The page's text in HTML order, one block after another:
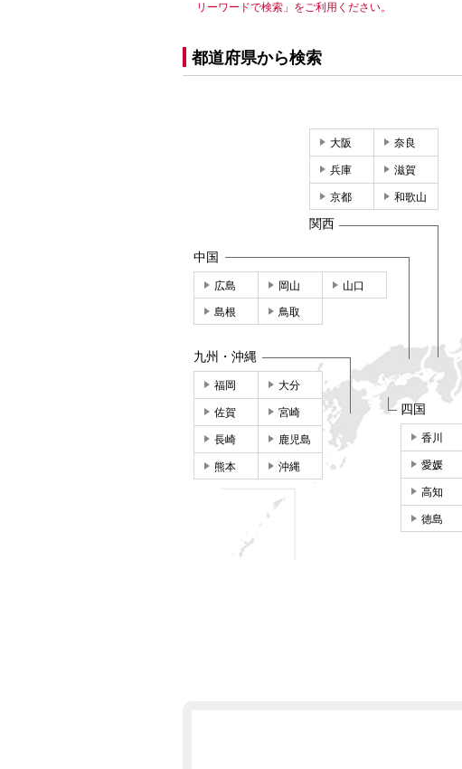
リーワードで検索」をご利用ください。
都道府県から検索
大阪 奈良
兵庫 滋賀
京都 和歌山
関西
中国
広島 岡山 山口
島根 鳥取
四国
香川
愛媛
高知
徳島
九州・沖縄
福岡 大分
佐賀 宮崎
長崎 鹿児島
熊本 沖縄